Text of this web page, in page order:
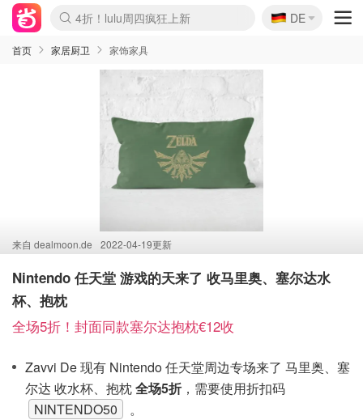
Boticinal 夏促开抢！
4折！lulu周四疯狂上新
还没结束！&OtherStories大促
Joybuy变相75折 随时失效
速领！Stanley独家85折
疑似霸哥！Camper额外叠85折
Zalando 奥莱闪促！每日更新
Moncler反季囤！5折起+叠9折
Coach Brooklyn仅€192
🇩🇪
DE
首页 家居厨卫 家饰家具
来自 dealmoon.de 2022-04-19更新
Nintendo 任天堂 游戏的天来了 收马里奥、塞尔达水
杯、抱枕
全场5折！封面同款塞尔达抱枕€12收
Zavvi De 现有 Nintendo 任天堂周边专场来了 马里奥、塞
尔达 收水杯、抱枕全场5折 ，需要使用折扣码
NINTENDO50
。